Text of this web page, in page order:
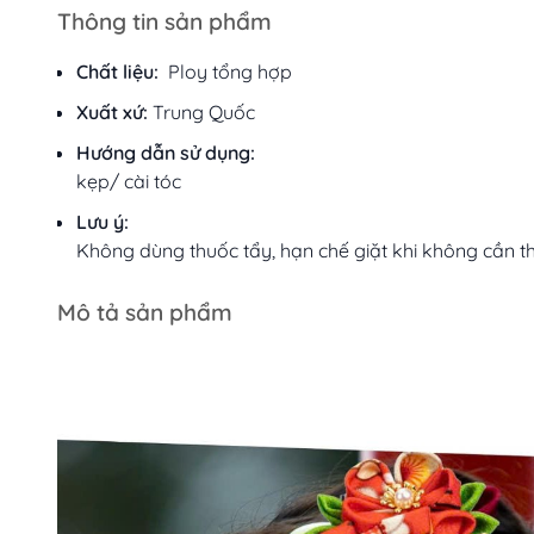
Thông tin sản phẩm
Chất liệu: Ploy tổng hợp
Xuất xứ: Trung Quốc
Hướng dẫn sử dụng:
kẹp/ cài tóc
Lưu ý:
Không dùng thuốc tẩy, hạn chế giặt khi không cần
Mô tả sản phẩm